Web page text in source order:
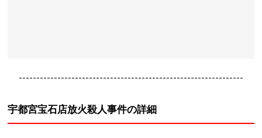
----------------------------------------------------------------
宇都宮宝石店放火殺人事件の詳細